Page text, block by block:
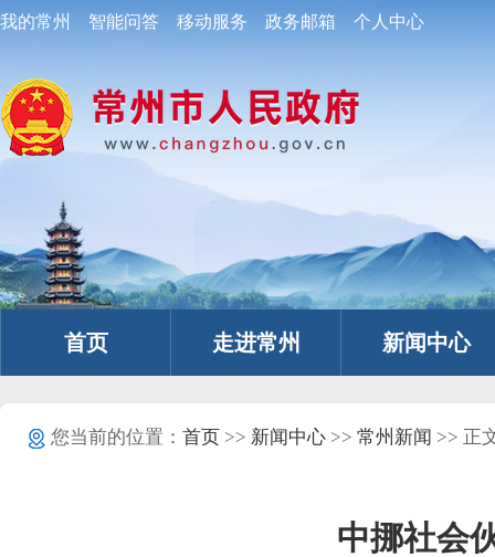
我的常州 智能问答 移动服务 政务邮箱 个人中心
首页 走进常州 新闻中心
您当前的位置： 首页>> 新闻中心>> 常州新闻 >> 正
中挪社会